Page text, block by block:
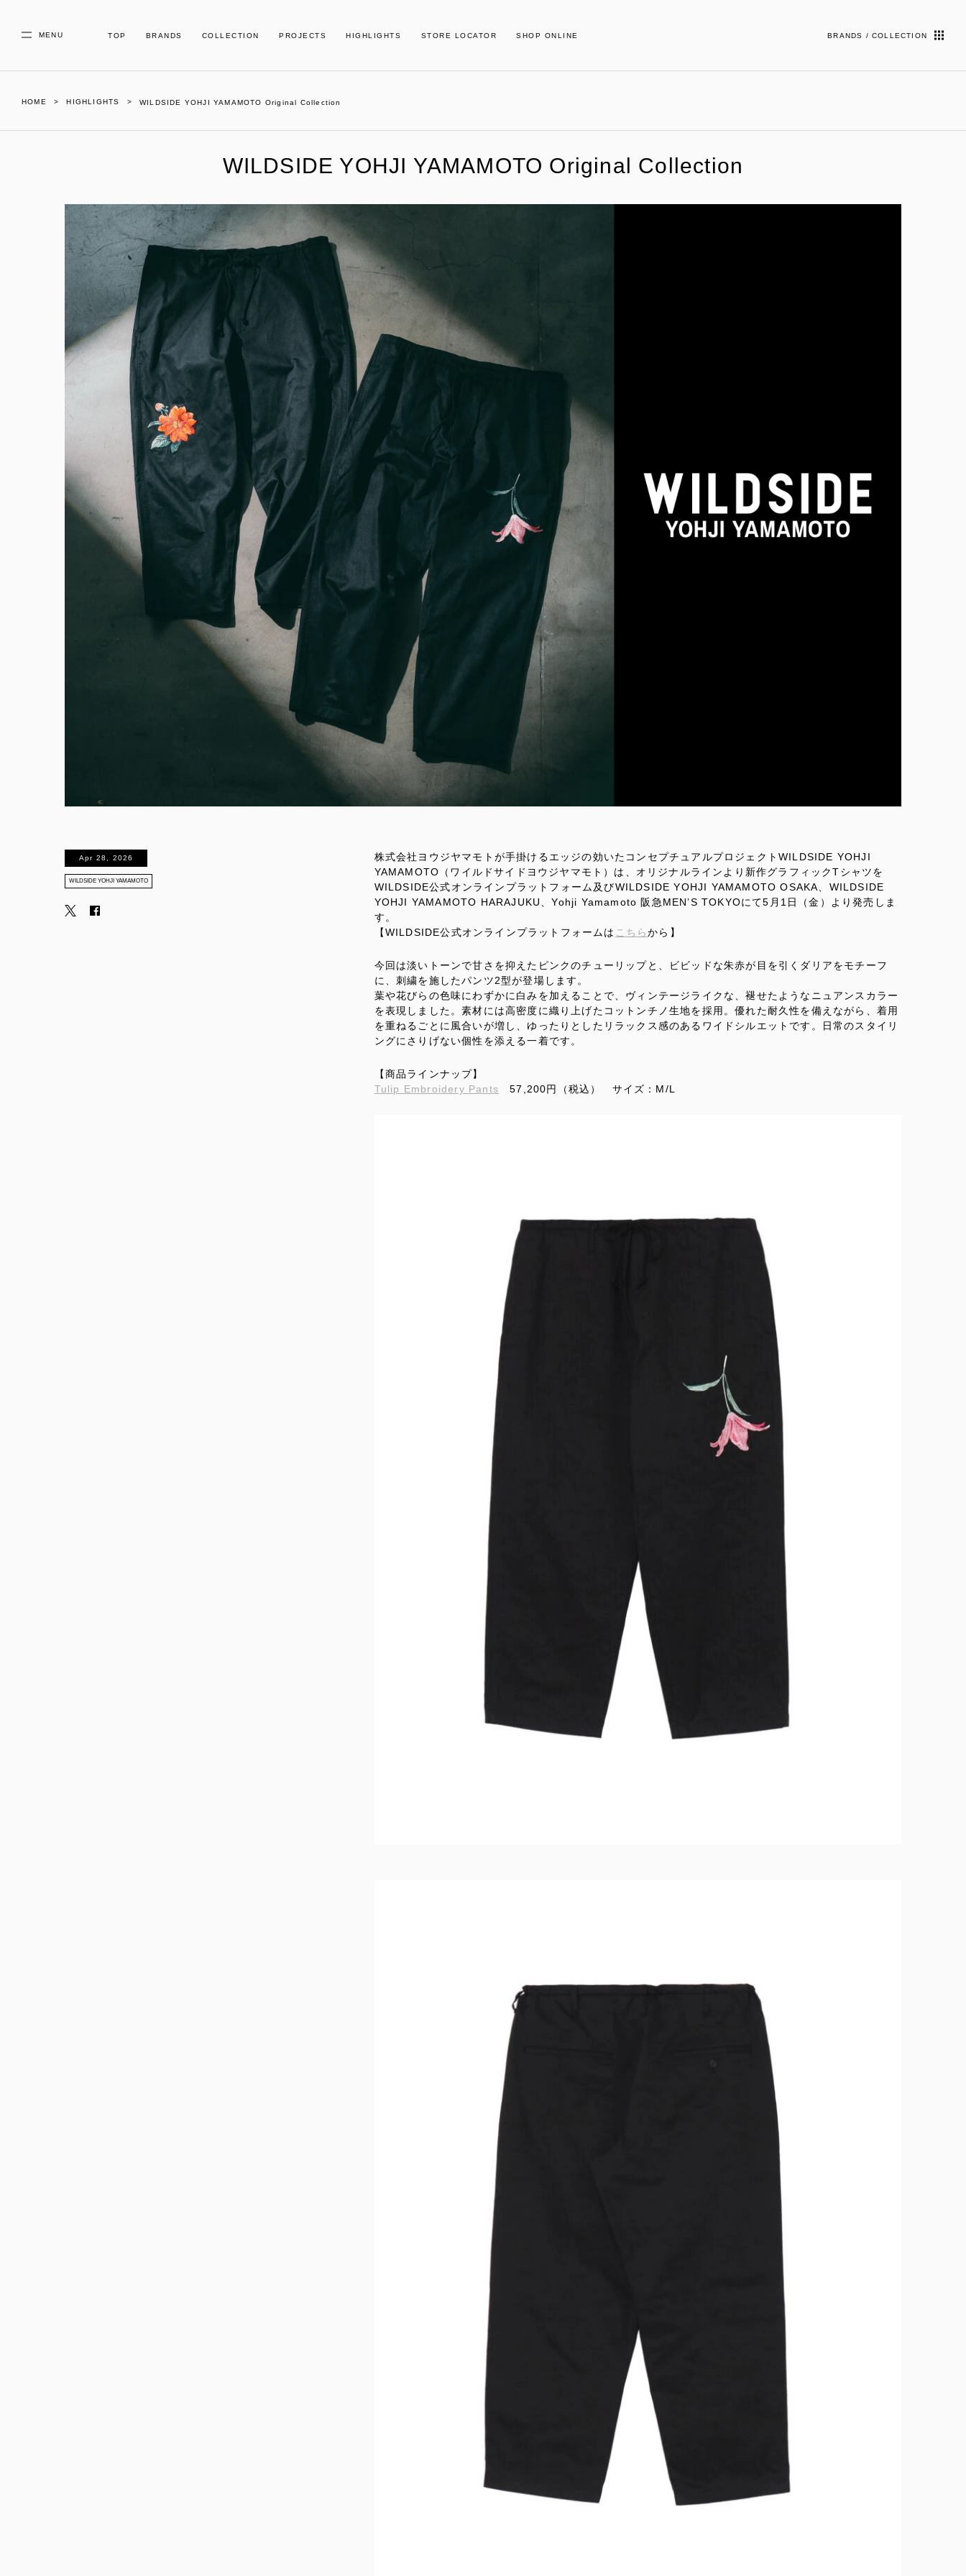
MENU TOP BRANDS COLLECTION PROJECTS HIGHLIGHTS STORE LOCATOR SHOP ONLINE BRANDS / COLLECTION
HOME HIGHLIGHTS WILDSIDE YOHJI YAMAMOTO Original Collection
WILDSIDE YOHJI YAMAMOTO Original Collection
株式会社ヨウジヤマモトが手掛けるエッジの効いたコンセプチュアルプロジェクトWILDSIDE YOHJI
YAMAMOTO（ワイルドサイドヨウジヤマモト）は、オリジナルラインより新作グラフィックTシャツを
WILDSIDE公式オンラインプラットフォーム及びWILDSIDE YOHJI YAMAMOTO OSAKA、WILDSIDE
YOHJI YAMAMOTO HARAJUKU、Yohji Yamamoto 阪急MEN’S TOKYOにて5月1日（金）より発売しま
す。
【WILDSIDE公式オンラインプラットフォームは こちらから】
今回は淡いトーンで甘さを抑えたピンクのチューリップと、ビビッドな朱赤が目を引くダリアをモチーフ
に、刺繍を施したパンツ2型が登場します。
葉や花びらの色味にわずかに白みを加えることで、ヴィンテージライクな、褪せたようなニュアンスカラー
を表現しました。素材には高密度に織り上げたコットンチノ生地を採用。優れた耐久性を備えながら、着用
を重ねるごとに風合いが増し、ゆったりとしたリラックス感のあるワイドシルエットです。日常のスタイリ
ングにさりげない個性を添える一着です。
【商品ラインナップ】
Tulip Embroidery Pants 57,200円（税込） サイズ：M/L
Apr 28, 2026
WILDSIDE YOHJI YAMAMOTO